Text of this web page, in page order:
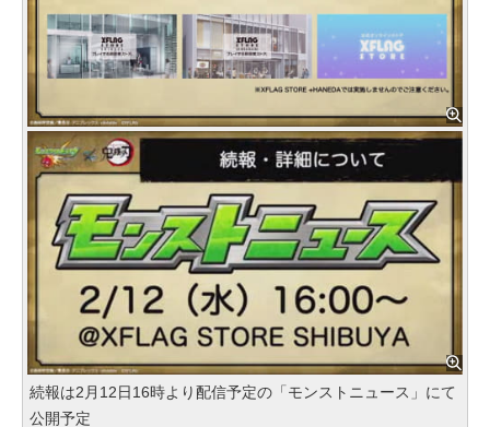
続報は2月12日16時より配信予定の「モンストニュース」にて
公開予定